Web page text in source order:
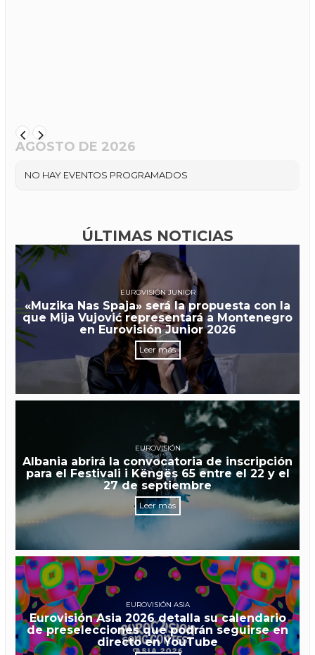
AGOSTO DE 2026
NO HAY EVENTOS PROGRAMADOS
ÚLTIMAS NOTICIAS
EUROVISIÓN JUNIOR
«Muzika Nas Spaja» será la propuesta con la
que Mija Vujović representará a Montenegro
en Eurovisión Junior 2026
Leer más
EUROVISIÓN
Albania abrirá la convocatoria de inscripción
para el Festivali i Këngës 65 entre el 22 y el
27 de septiembre
Leer más
EUROVISIÓN ASIA
Eurovisión Asia 2026 detalla su calendario
de preselecciones que podrán seguirse en
directo en YouTube